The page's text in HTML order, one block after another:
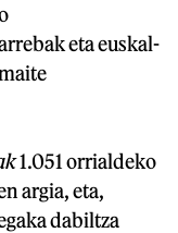
eta euskal-
1.051 orrialdeko
argia, eta,
dabiltza